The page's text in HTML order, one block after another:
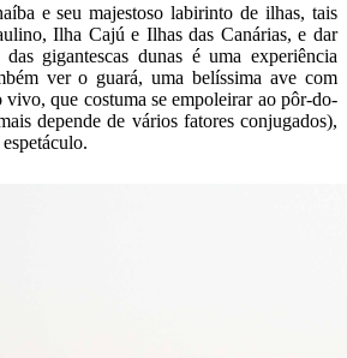
e seu majestoso labirinto de ilhas, tais
Ilha Cajú e Ilhas das Canárias, e dar
gigantescas dunas é uma experiência
ver o guará, uma belíssima ave com
que costuma se empoleirar ao pôr-do-
depende de vários fatores conjugados),